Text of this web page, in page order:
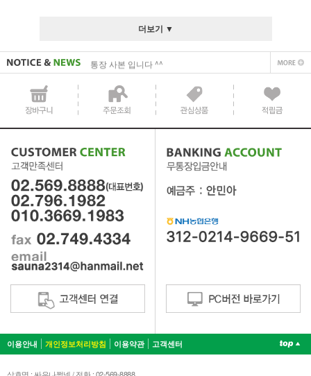
더보기 ▼
통장 사본 입니다 ^^
이용안내 개인정보처리방침 이용약관 고객센터